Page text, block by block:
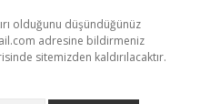
olduğunu düşündüğünüz
adresine bildirmeniz
sitemizden kaldırılacaktır.